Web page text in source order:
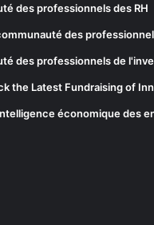
des professionnels des RH
des
des professionnels de
the Latest Fundraising of
économique des